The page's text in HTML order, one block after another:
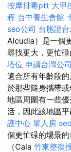
按摩排毒ptt 大甲
程 台中養生會館
seo公司 台胞證
Alcudia）是一個
尋找更大，更忙
塔位 申請台灣公司
適合所有年齡段
於那些隨身攜帶
地區周圍有一些
活，因此該地區平
護中心 單人房
個更忙碌的場景
（Cala 竹東整復